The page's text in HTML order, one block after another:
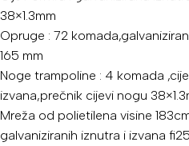
38×1.3mm
Opruge : 72
165 mm
Noge trampoline : 4 komada
izvana,prečnik cijevi nogu
Mreža od polietilena visine
galvaniziranih iznutra i izvana